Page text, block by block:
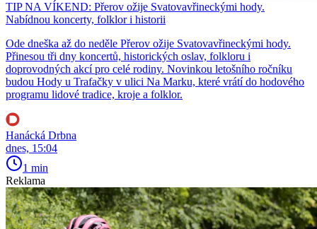
TIP NA VÍKEND: Přerov ožije Svatovavřineckými hody.
Nabídnou koncerty, folklor i historii
Ode dneška až do neděle Přerov ožije Svatovavřineckými hody.
Přinesou tři dny koncertů, historických oslav, folkloru i
doprovodných akcí pro celé rodiny. Novinkou letošního ročníku
budou Hody u Trafačky v ulici Na Marku, které vrátí do hodového
programu lidové tradice, kroje a folklor.
Hanácká Drbna
dnes, 15:04
1 min
Reklama